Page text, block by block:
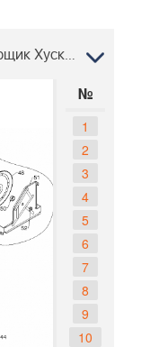
14 ДЕТАЛИ ПРИВОДА Снегоуборщик Хускварна 5524 ST 96191001614, 2013-08
№
1
2
3
4
5
6
7
8
9
10